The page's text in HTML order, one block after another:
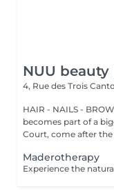
NUU beauty
4, Rue des Trois
HAIR - NAILS -
becomes part of a
Court, come after the
Maderotherapy